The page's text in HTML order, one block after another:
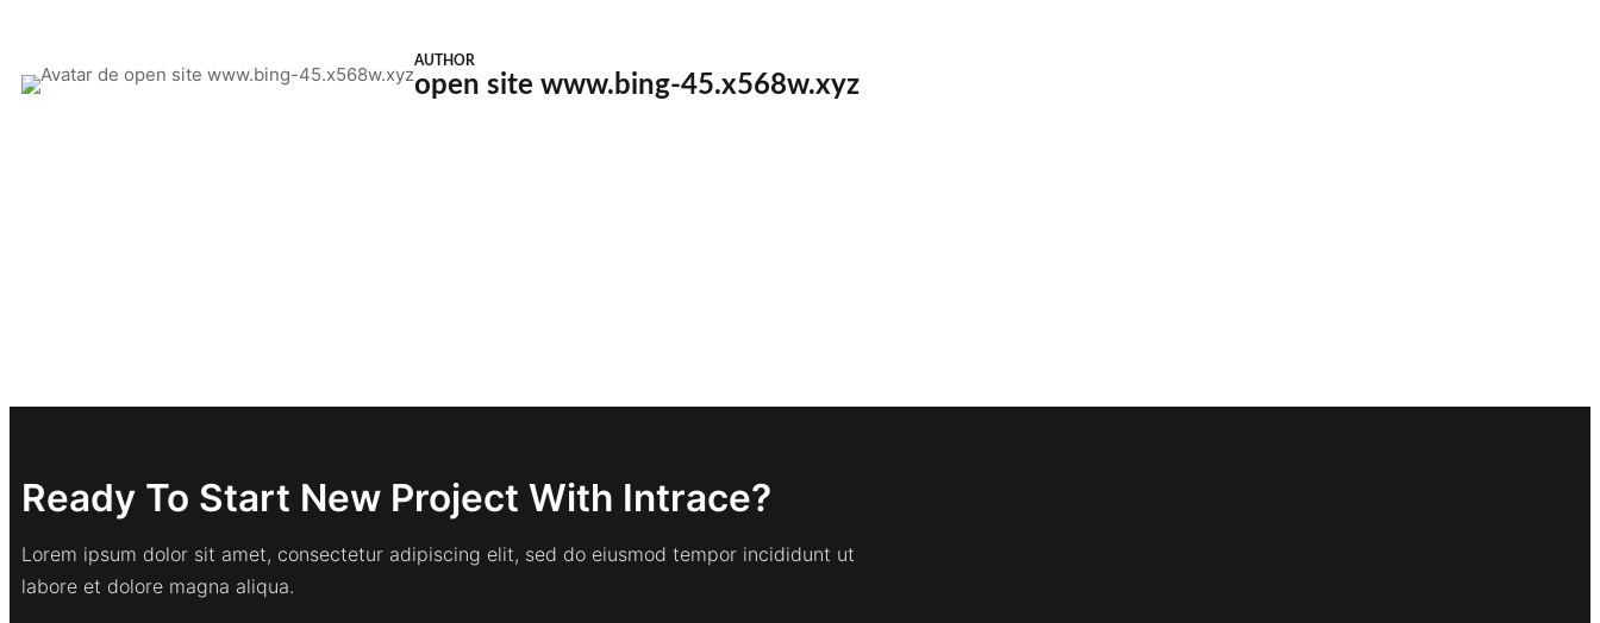
AUTHOR
open site www.bing-45.x568w.xyz
Ready To Start New Project With Intrace?
Lorem ipsum dolor sit amet, consectetur adipiscing elit, sed do eiusmod tempor incididunt ut
labore et dolore magna aliqua.